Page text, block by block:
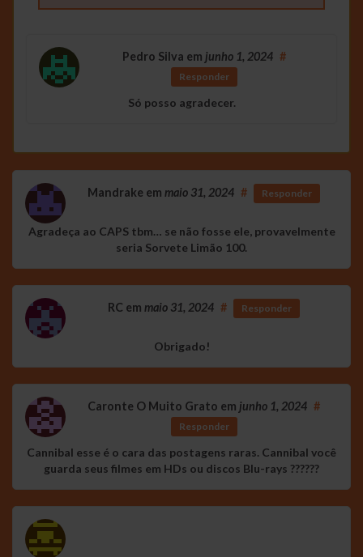
Pedro Silva em junho 1, 2024 #
Responder
Só posso agradecer.
Mandrake em maio 31, 2024 # Responder
Agradeça ao CAPS tbm… se não fosse ele, provavelmente
seria Sorvete Limão 100.
RC em maio 31, 2024 # Responder
Obrigado!
Caronte O Muito Grato em junho 1, 2024 #
Responder
Cannibal esse é o cara das postagens raras. Cannibal você
guarda seus filmes em HDs ou discos Blu-rays ??????